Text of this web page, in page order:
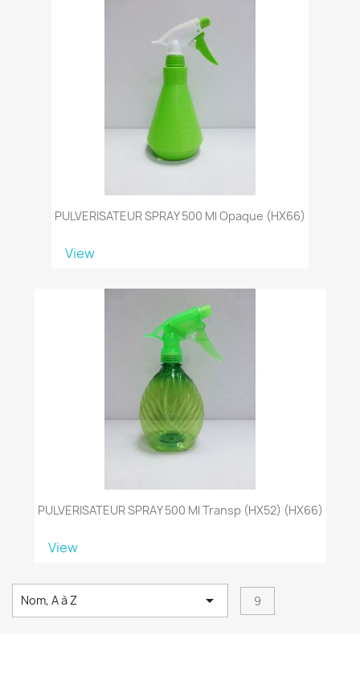
PULVERISATEUR SPRAY 500 Ml Opaque (HX66)
View
PULVERISATEUR SPRAY 500 Ml Transp (HX52) (HX66)
View
Nom, A à Z  9